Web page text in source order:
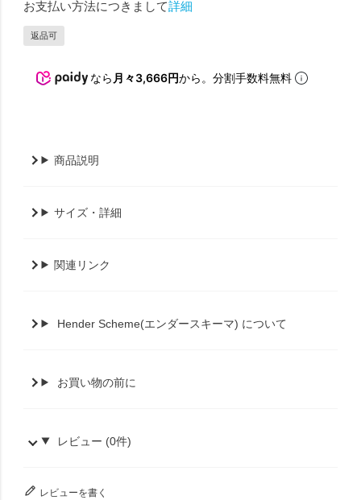
お支払い方法につきまして詳細
返品可
なら 月々3,666円から。分割手数料無料
商品説明
サイズ・詳細
関連リンク
Hender Scheme(エンダースキーマ) について
お買い物の前に
レビュー (0件)
レビューを書く